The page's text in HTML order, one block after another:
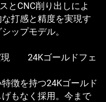
とCNC削り出しによ
打感と精度を実現す
シップモデル。
現 24Kゴールドフェ
徴を持つ24Kゴールド
もなく採用。今まで